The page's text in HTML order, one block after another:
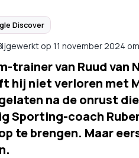
Discover
op 11 november 2024
trainer van Ruud
hij niet verloren met
na de onrust
Sporting-coach
te brengen. Maar